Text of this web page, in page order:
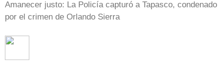
Amanecer justo: La Policía capturó a Tapasco, condenado
por el crimen de Orlando Sierra